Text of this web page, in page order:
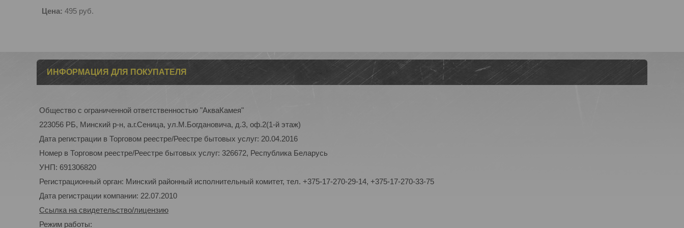
Цена: 495 руб.
ИНФОРМАЦИЯ ДЛЯ ПОКУПАТЕЛЯ
Общество с ограниченной ответственностью "АкваКамея"
223056 РБ, Минский р-н, а.г.Сеница, ул.М.Богдановича, д.3, оф.2(1-й этаж)
Дата регистрации в Торговом реестре/Реестре бытовых услуг: 20.04.2016
Номер в Торговом реестре/Реестре бытовых услуг: 326672, Республика Беларусь
УНП: 691306820
Регистрационный орган: Минский районный исполнительный комитет, тел. +375-17-270-29-14, +375-17-270-33-75
Дата регистрации компании: 22.07.2010
Ссылка на свидетельство/лицензию
Режим работы: